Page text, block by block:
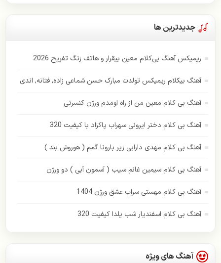
امیر عباس گلاب
حمید هیراد
جدیدترین ها
ریمیکس آهنگ بی‌کلام معین بیقرار و هاتف زنگ تفریح 2026
آهنگ بیکلام ریمیکس تولدت مبارک حسن شماعی زاده, فتانه, اندی
آهنگ بی کلام معین من از راه اومدم ورژن کنسرتی
آهنگ بی کلام دختر ایرونی سهراب پاکزاد با کیفیت 320
آهنگ بی کلام مهدی دارابی زیر بارونا گمم ( هوروش بند )
آهنگ بی کلام سیمین غانم سیب ( آسمون آبی ) دو ورژن
آهنگ بی کلام مهستی سراب عشق ورژن 1404
آهنگ بی کلام اسفندیار شب یلدا کیفیت 320
آهنگ های ویژه